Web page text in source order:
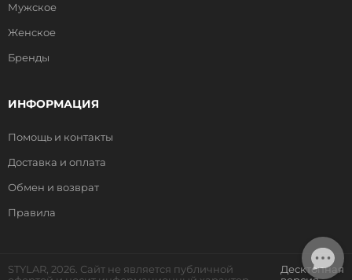
Мужское
Женское
Бренды
ИНФОРМАЦИЯ
Помощь и контакты
Доставка и оплата
Обмен и возврат
Правила
STYLAR, 2026. Сайт не является публичной
Десктопная